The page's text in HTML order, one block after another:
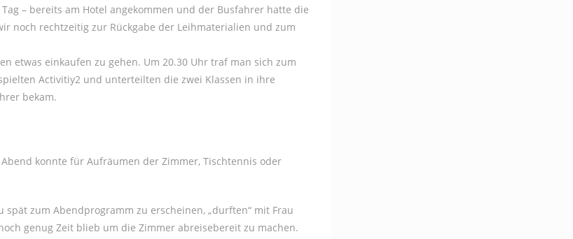
– bereits am Hotel angekommen und der Busfahrer hatte die
noch rechtzeitig zur Rückgabe der Leihmaterialien und zum
etwas einkaufen zu gehen. Um 20.30 Uhr traf man sich zum
Activitiy2 und unterteilten die zwei Klassen in ihre
bekam.
konnte für Aufräumen der Zimmer, Tischtennis oder
spät zum Abendprogramm zu erscheinen, „durften“ mit Frau
genug Zeit blieb um die Zimmer abreisebereit zu machen.